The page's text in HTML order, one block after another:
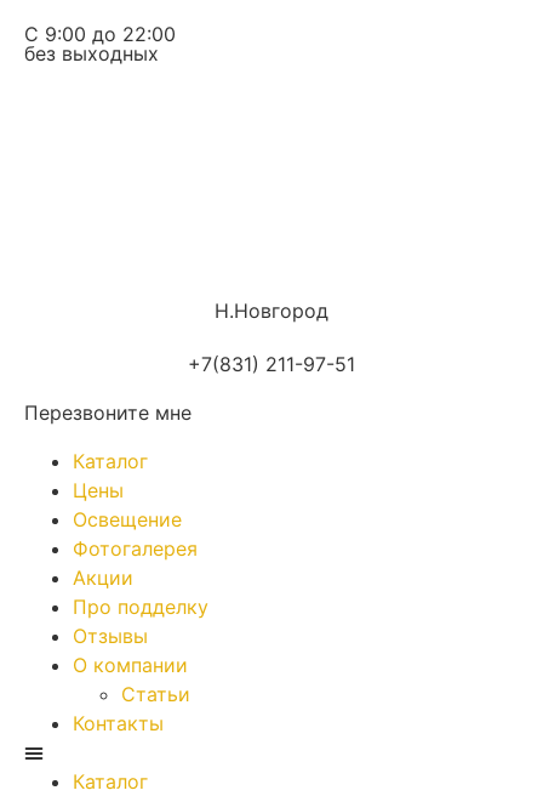
С 9:00 до 22:00
без выходных
Н.Новгород
+7(831) 211-97-51
Перезвоните мне
Каталог
Цены
Освещение
Фотогалерея
Акции
Про подделку
Отзывы
О компании
Статьи
Контакты
Каталог